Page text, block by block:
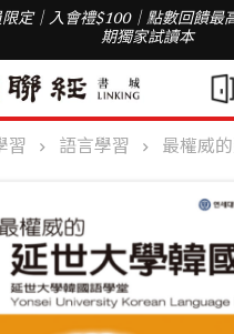
限定｜入會禮$100｜點數回饋最
期獨家試讀本
習 語言學習 最權威的延世大學